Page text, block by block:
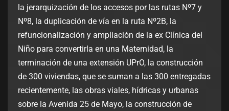
la jerarquización de los accesos por las rutas Nº7 y
Nº8, la duplicación de vía en la ruta Nº2B, la
refuncionalización y ampliación de la ex Clínica del
Niño para convertirla en una Maternidad, la
terminación de una extensión UPrO, la construcción
de 300 viviendas, que se suman a las 300 entregadas
recientemente, las obras viales, hídricas y urbanas
sobre la Avenida 25 de Mayo, la construcción de